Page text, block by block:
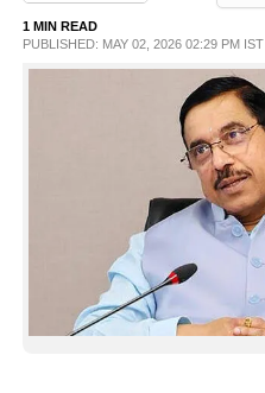
LIFESTYLE
1 MIN READ
PUBLISHED: MAY 02, 2026 02:29 PM IST